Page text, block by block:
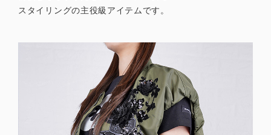
スタイリングの主役級アイテムです。